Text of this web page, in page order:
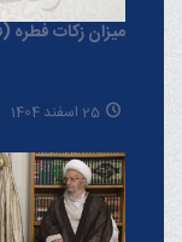
میزان زکات فطره
25 اسفند 1404